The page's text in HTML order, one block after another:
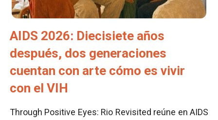
AIDS 2026: Diecisiete años
después, dos generaciones
cuentan con arte cómo es vivir
con el VIH
Through Positive Eyes: Rio Revisited reúne en AIDS